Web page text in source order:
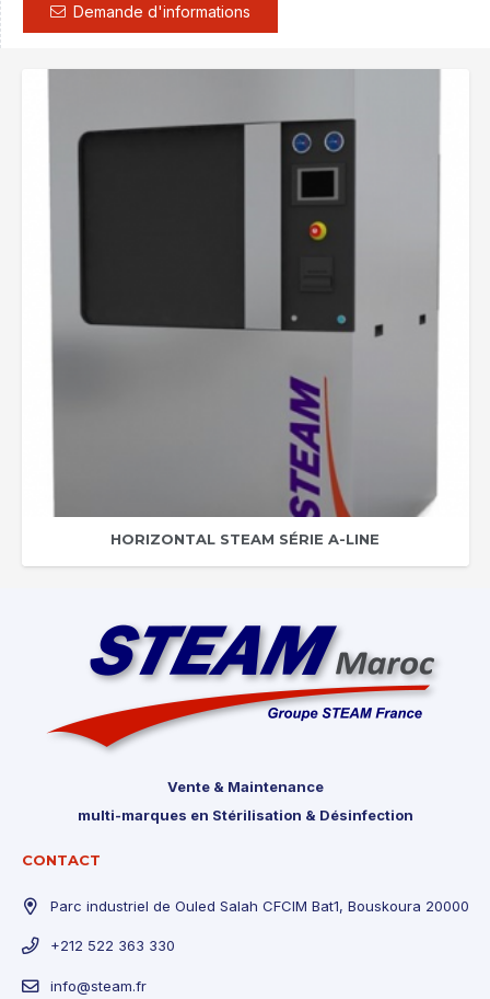
Demande d'informations
HORIZONTAL STEAM SÉRIE A-LINE
Vente & Maintenance
multi-marques en Stérilisation & Désinfection
CONTACT
Parc industriel de Ouled Salah CFCIM Bat1, Bouskoura 20000
+212 522 363 330
info@steam.fr